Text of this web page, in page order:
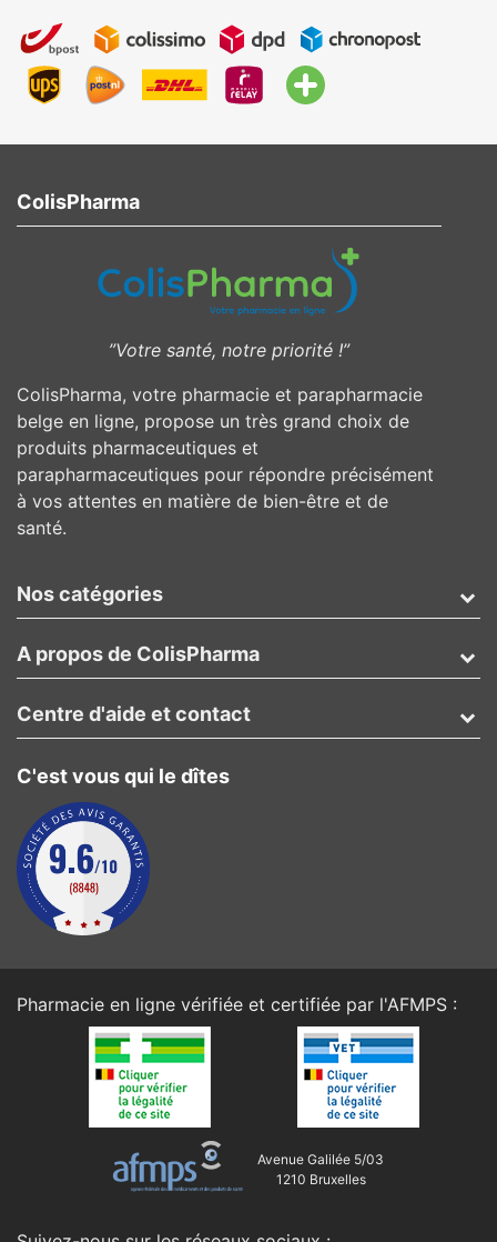
ColisPharma
”Votre santé, notre priorité !”
ColisPharma, votre pharmacie et parapharmacie
belge en ligne, propose un très grand choix de
produits pharmaceutiques et
parapharmaceutiques pour répondre précisément
à vos attentes en matière de bien-être et de
santé.
Nos catégories
A propos de ColisPharma
C'est vous qui le dîtes
Centre d'aide et contact
Pharmacie en ligne vérifiée et certifiée par l'AFMPS :
Avenue Galilée 5/03
1210 Bruxelles